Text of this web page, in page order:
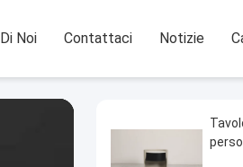
Noi Contattaci Notizie